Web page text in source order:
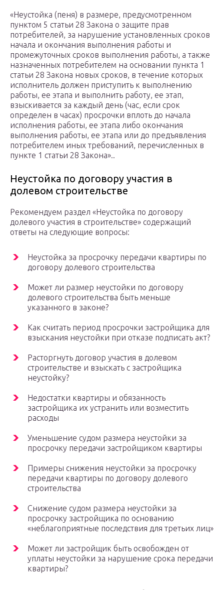
«Неустойка (пеня) в размере, предусмотренном
пунктом 5 статьи 28 Закона о защите прав
потребителей, за нарушение установленных сроков
начала и окончания выполнения работы и
промежуточных сроков выполнения работы, а также
назначенных потребителем на основании пункта 1
статьи 28 Закона новых сроков, в течение которых
исполнитель должен приступить к выполнению
работы, ее этапа и выполнить работу, ее этап,
взыскивается за каждый день (час, если срок
определен в часах) просрочки вплоть до начала
исполнения работы, ее этапа либо окончания
выполнения работы, ее этапа или до предъявления
потребителем иных требований, перечисленных в
пункте 1 статьи 28 Закона»..
Неустойка по договору участия в
долевом строительстве
Рекомендуем раздел «Неустойка по договору
долевого участия в строительстве» содержащий
ответы на следующие вопросы:
Неустойка за просрочку передачи квартиры по
договору долевого строительства
Может ли размер неустойки по договору
долевого строительства быть меньше
указанного в законе?
Как считать период просрочки застройщика для
взыскания неустойки при отказе подписать акт?
Расторгнуть договор участия в долевом
строительстве и взыскать с застройщика
неустойку?
Недостатки квартиры и обязанность
застройщика их устранить или возместить
расходы
Уменьшение судом размера неустойки за
просрочку передачи застройщиком квартиры
Примеры снижения неустойки за просрочку
передачи квартиры по договору долевого
строительства
Снижение судом размера неустойки за
просрочку застройщика по основанию
«неблагоприятные последствия для третьих лиц»
Может ли застройщик быть освобожден от
уплаты неустойки за нарушение срока передачи
квартиры?